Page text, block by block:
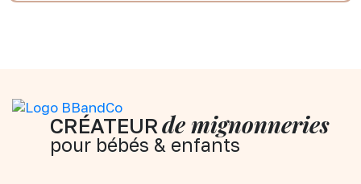
CRÉATEURde mignonneries
pour bébés & enfants